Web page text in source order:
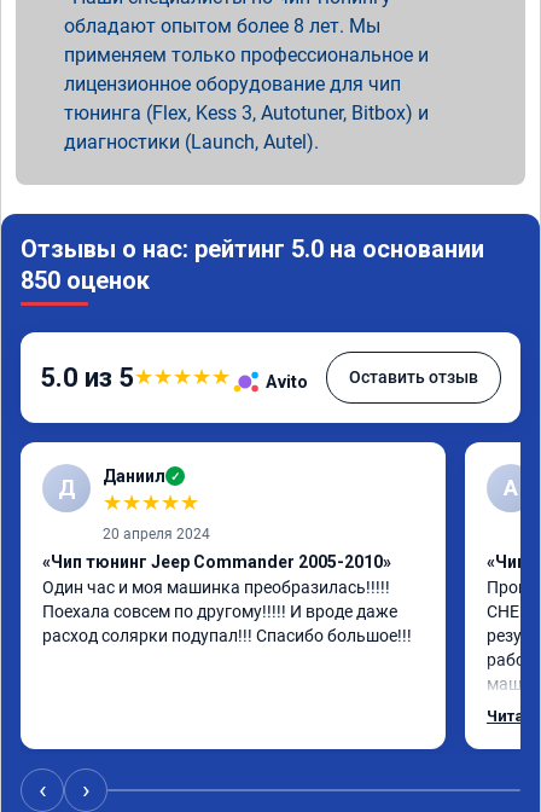
обладают опытом более 8 лет. Мы
применяем только профессиональное и
лицензионное оборудование для чип
тюнинга (Flex, Kess 3, Autotuner, Bitbox) и
диагностики (Launch, Autel).
Отзывы о нас: рейтинг 5.0 на основании
850 оценок
5.0 из 5★★★★★ Avito Оставить отзыв
Д Даниил ✓
★★★★★
20 апреля 2024
«Чип тюнинг Jeep Commander 2005-2010»
Один час и моя машинка преобразилась!!!!!
Поехала совсем по другому!!!!! И вроде даже
расход солярки подупал!!! Спасибо большое!!!
А
«Чип
‹ ›